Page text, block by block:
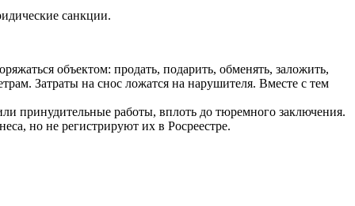
санкции.
объектом: продать, подарить, обменять, заложить,
Затраты на снос ложатся на нарушителя. Вместе с тем
принудительные работы, вплоть до тюремного заключения.
но не регистрируют их в Росреестре.